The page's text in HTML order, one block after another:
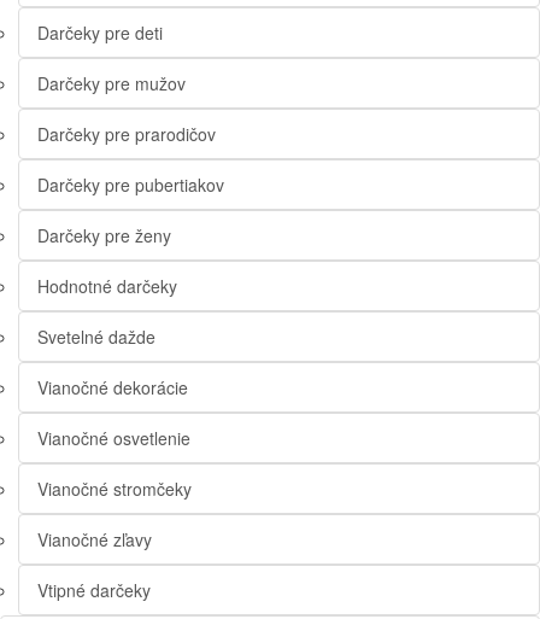
Darčeky pre deti
Darčeky pre mužov
Darčeky pre prarodičov
Darčeky pre pubertiakov
Darčeky pre ženy
Hodnotné darčeky
Svetelné dažde
Vianočné dekorácie
Vianočné osvetlenie
Vianočné stromčeky
Vianočné zľavy
Vtipné darčeky